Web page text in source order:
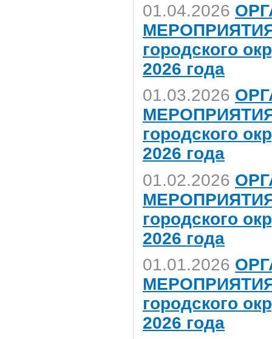
01.04.2026
городского
2026 года
01.03.2026
городского
2026 года
01.02.2026
городского
2026 года
01.01.2026
городского
2026 года